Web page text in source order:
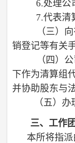
6.处理公
7.代表清
（三）
销登记等有关
（四）
下作为清算组
并协助股东与
（五） 办
三、 工作
本所将指派